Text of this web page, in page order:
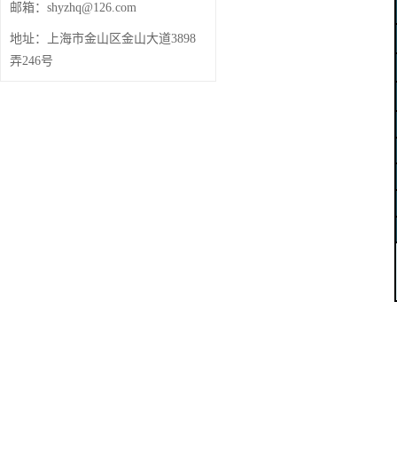
邮箱： shyzhq@126.com
地址：
上海市金山区金山大道3898
弄246号